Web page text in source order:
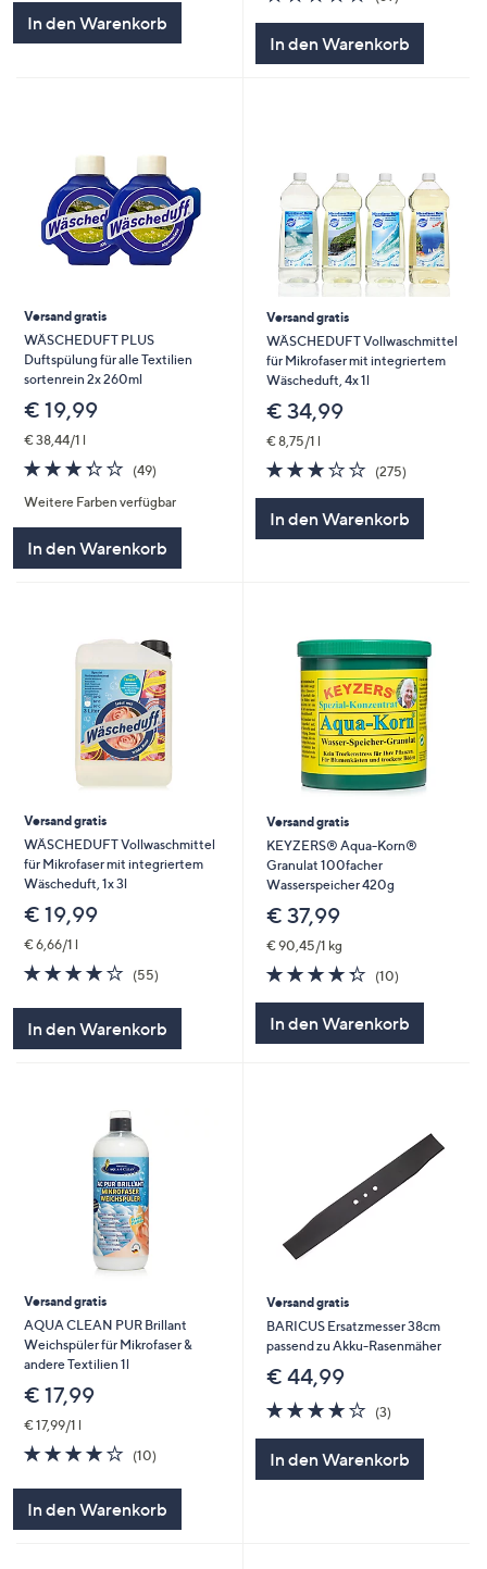
In den Warenkorb
von
In den Warenkorb
Versand gratis
WÄSCHEDUFT PLUS
Duftspülung für alle Textilien
sortenrein 2x 260ml
€ 19,99
€ 38,44/1 l
3.3
von
5
(49)
Weitere Farben verfügbar
In den Warenkorb
Versand gratis
WÄSCHEDUFT Vollwaschmittel
für Mikrofaser mit integriertem
Wäscheduft, 4x 1l
€ 34,99
€ 8,75/1 l
2.9
von
(275)
In den Warenkorb
Versand gratis
WÄSCHEDUFT Vollwaschmittel
für Mikrofaser mit integriertem
Wäscheduft, 1x 3l
€ 19,99
€ 6,66/1 l
3.9
von
5
(55)55
In den Warenkorb
Versand gratis
KEYZERS® Aqua-Korn®
Granulat 100facher
Wasserspeicher 420g
€ 37,99
€ 90,45/1 kg
4.3
von
(10)
In den Warenkorb
Versand gratis
AQUA CLEAN PUR Brillant
Weichspüler für Mikrofaser &
andere Textilien 1l
€ 17,99
€ 17,99/1 l
4.2
von
5
(10)10
In den Warenkorb
Versand gratis
BARICUS Ersatzmesser 38cm
passend zu Akku-Rasenmäher
€ 44,99
3.7
von
(3)3
In den Warenkorb